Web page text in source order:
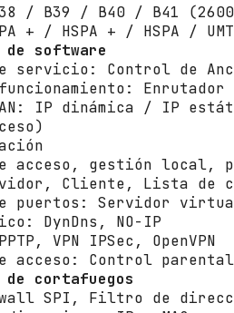
/ B39 / B40 / B41
+ / HSPA + / HSPA /
de software
servicio: Control de
funcionamiento:
IP dinámica / IP
acceso, gestión local,
Cliente, Lista de
puertos: Servidor
DynDns, NO-IP
VPN IPSec, OpenVPN
acceso: Control
de cortafuegos
SPI, Filtro de